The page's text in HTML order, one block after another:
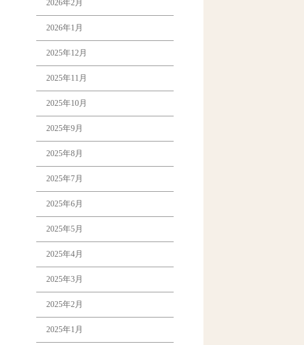
2026年2月
2026年1月
2025年12月
2025年11月
2025年10月
2025年9月
2025年8月
2025年7月
2025年6月
2025年5月
2025年4月
2025年3月
2025年2月
2025年1月